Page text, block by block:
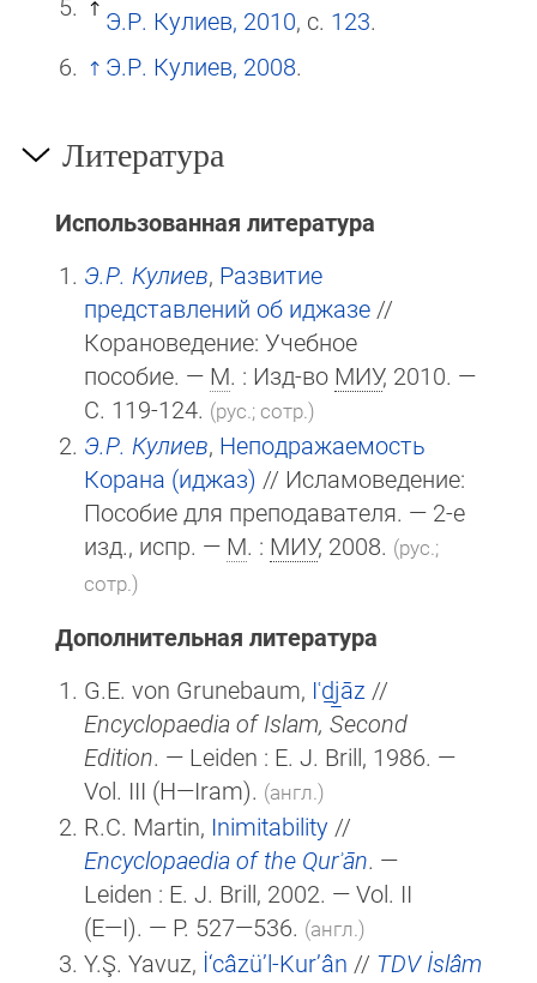
Э.Р. Кулиев, 2010, с. 123.
Э.Р. Кулиев, 2008.
Литература
Использованная литература
Э.Р. Кулиев, Развитие
представлений об иджазе //
Корановедение: Учебное
пособие. — М. : Изд-во МИУ, 2010. —
С. 119-124. (рус.; сотр.)
Э.Р. Кулиев, Неподражаемость
Корана (иджаз) // Исламоведение:
Пособие для преподавателя. — 2-е
изд., испр. — М. : МИУ, 2008. (рус.;
сотр.)
Дополнительная литература
G.E. von Grunebaum, Iʿd̲j̲āz //
Encyclopaedia of Islam, Second
Edition. — Leiden : E. J. Brill, 1986. —
Vol. III (H—Iram). (англ.)
R.C. Martin, Inimitability //
Encyclopaedia of the Qurʾān. —
Leiden : E. J. Brill, 2002. — Vol. II
(E—I). — P. 527—536. (англ.)
Y.Ş. Yavuz, İ‘câzü’l-Kur’ân // TDV İslâm